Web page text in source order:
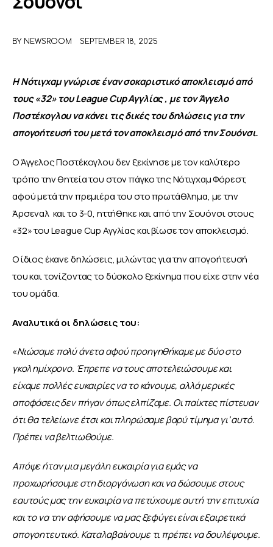
BY NEWSROOM SEPTEMBER 18, 2025
Η Νότιγχαμ γνώρισε έναν σοκαριστικό αποκλεισμό από
τους «32» του League Cup Αγγλίας , με τον Άγγελο
Ποστέκογλου να κάνει τις δικές του δηλώσεις για την
απογοήτευσή του μετά τον αποκλεισμό από την Σουόνσι.
Ο Άγγελος Ποστέκογλου δεν ξεκίνησε με τον καλύτερο
τρόπο την θητεία του στον πάγκο της Νότιγχαμ Φόρεστ,
αφού μετά την πρεμιέρα του στο πρωτάθλημα, με την
Άρσεναλ  και το 3-0, ηττήθηκε και από την Σουόνσι στους
«32» του League Cup Αγγλίας και βίωσε τον αποκλεισμό.
Ο ίδιος έκανε δηλώσεις, μιλώντας για την απογοήτευσή
του και τονίζοντας το δύσκολο ξεκίνημα που είχε στην νέα
του ομάδα.
Αναλυτικά οι δηλώσεις του:
«Νιώσαμε πολύ άνετα αφού προηγηθήκαμε με δύο στο
γκολ ημίχρονο. Έπρεπε να τους αποτελειώσουμε και
είχαμε πολλές ευκαιρίες να το κάνουμε, αλλά μερικές
αποφάσεις δεν πήγαν όπως ελπίζαμε. Οι παίκτες πίστευαν
ότι θα τελείωνε έτσι και πληρώσαμε βαρύ τίμημα γι’ αυτό.
Πρέπει να βελτιωθούμε.
Απόψε ήταν μια μεγάλη ευκαιρία για εμάς να
προχωρήσουμε στη διοργάνωση και να δώσουμε στους
εαυτούς μας την ευκαιρία να πετύχουμε αυτή την επιτυχία
και το να την αφήσουμε να μας ξεφύγει είναι εξαιρετικά
απογοητευτικό. Καταλαβαίνουμε τι πρέπει να δουλέψουμε.